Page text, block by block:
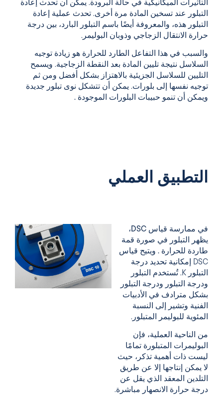
التأثيرات
الميكانيكية في حالة البرودة. يمكن أن تحدث
إعادة
التبلور
عند تسخين المادة مرة أخرى. تحدث عملية
إعادة
التبلور هذه، والمعروفة أيضًا باسم التبلور البارد، بين درجة
حرارة الانتقال الزجاجي وذوبان البوليمر.
والسبب في هذا التفاعل الطارد للحرارة هو زيادة توجيه
السلاسل نتيجة تليين المادة بعد النقطة الزجاجية. ويسمح
التليين للسلاسل الجزيئية بالاهتزاز بشكل أفضل ومن ثم
توجيه نفسها إلى بلورات. يمكن أن تتشكل نوى تبلور جديدة
ويمكن أن تنمو حبيبات البلورات الموجودة .
التطبيق العملي
في ممارسة قياس DSC،
يظهر
التبلور في صورة قمة
طاردة للحرارة . ويتيح قياس
DSC إمكانية تحديد درجة
التبلور K. تُستخدم
التبلور
ودرجة التبلور
ودرجة التبلور
بشكل مترادف في الأدبيات
الفنية وتشير
إلى
النسبة
المئوية للبوليمر المتبلور .
من الناحية العملية، فإن
البوليمرات المتبلورة تمامًا
ليست ذات أهمية تذكر، حيث
لا يمكن إنتاجها إلا عن طريق
التلدين المعقد الذي يقل عن
درجة حرارة الانصهار مباشرة.